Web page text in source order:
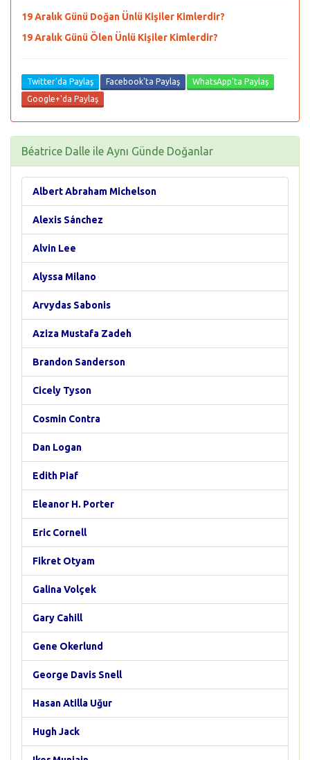
19 Aralık Günü Doğan Ünlü Kişiler Kimlerdir?
19 Aralık Günü Ölen Ünlü Kişiler Kimlerdir?
Twitter'da Paylaş Facebook'ta Paylaş
WhatsApp'ta Paylaş
Google+'da Paylaş
Béatrice Dalle ile Aynı Günde Doğanlar
Albert Abraham Michelson
Alexis Sánchez
Alvin Lee
Alyssa Milano
Arvydas Sabonis
Aziza Mustafa Zadeh
Brandon Sanderson
Cicely Tyson
Cosmin Contra
Dan Logan
Edith Piaf
Eleanor H. Porter
Eric Cornell
Fikret Otyam
Galina Volçek
Gary Cahill
Gene Okerlund
George Davis Snell
Hasan Atilla Uğur
Hugh Jack